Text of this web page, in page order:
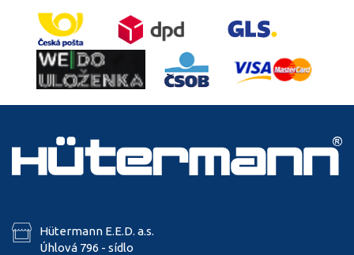
Hütermann E.E.D. a.s.
Úhlová 796 - sídlo